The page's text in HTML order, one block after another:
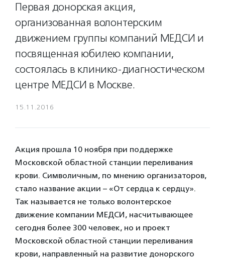
Первая донорская акция,
организованная волонтерским
движением группы компаний МЕДСИ и
посвященная юбилею компании,
состоялась в клинико-диагностическом
центре МЕДСИ в Москве.
15.11.2016
Акция прошла 10 ноября при поддержке
Московской областной станции переливания
крови. Символичным, по мнению организаторов,
стало название акции – «От сердца к сердцу».
Так называется не только волонтерское
движение компании МЕДСИ, насчитывающее
сегодня более 300 человек, но и проект
Московской областной станции переливания
крови, направленный на развитие донорского